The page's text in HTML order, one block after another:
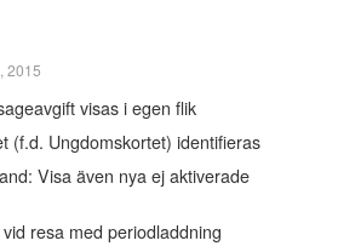
2015
visas i egen flik
(f.d. Ungdomskortet) identifieras
Visa även nya ej aktiverade
resa med periodladdning